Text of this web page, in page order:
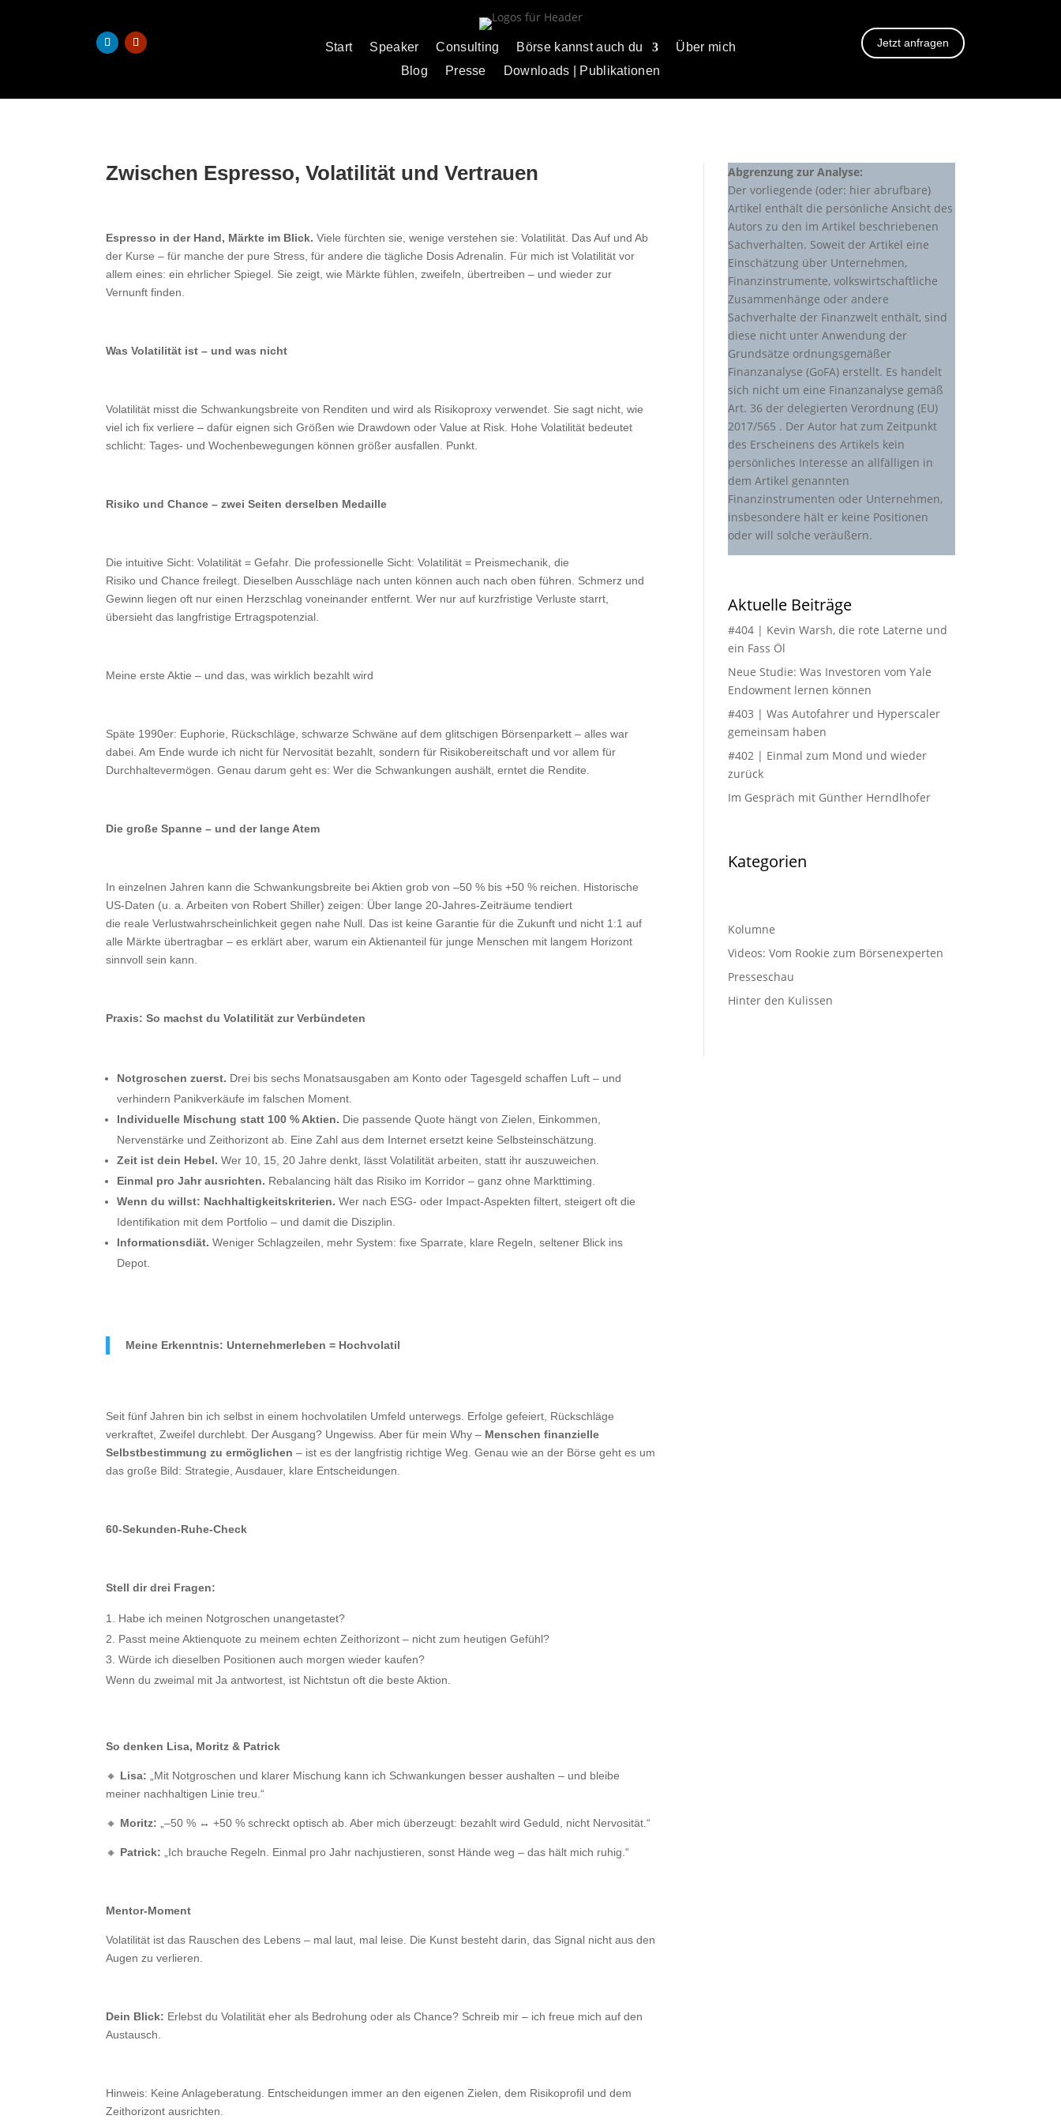
Start Speaker Consulting Börse kannst auch du
Über mich
Blog
Presse Downloads | Publikationen
Jetzt anfragen
Zwischen Espresso, Volatilität und Vertrauen
Espresso in der Hand, Märkte im Blick. Viele fürchten sie, wenige verstehen sie: Volatilität. Das Auf und Ab
der Kurse – für manche der pure Stress, für andere die tägliche Dosis Adrenalin. Für mich ist Volatilität vor
allem eines: ein ehrlicher Spiegel. Sie zeigt, wie Märkte fühlen, zweifeln, übertreiben – und wieder zur
Vernunft finden.
Was Volatilität ist – und was nicht
Volatilität misst die Schwankungsbreite von Renditen und wird als Risikoproxy verwendet. Sie sagt nicht, wie
viel ich fix verliere – dafür eignen sich Größen wie Drawdown oder Value at Risk. Hohe Volatilität bedeutet
schlicht: Tages- und Wochenbewegungen können größer ausfallen. Punkt.
Risiko und Chance – zwei Seiten derselben Medaille
Die intuitive Sicht: Volatilität = Gefahr. Die professionelle Sicht: Volatilität = Preismechanik, die
Risiko und Chance freilegt. Dieselben Ausschläge nach unten können auch nach oben führen. Schmerz und
Gewinn liegen oft nur einen Herzschlag voneinander entfernt. Wer nur auf kurzfristige Verluste starrt,
übersieht das langfristige Ertragspotenzial.
Meine erste Aktie – und das, was wirklich bezahlt wird
Späte 1990er: Euphorie, Rückschläge, schwarze Schwäne auf dem glitschigen Börsenparkett – alles war
dabei. Am Ende wurde ich nicht für Nervosität bezahlt, sondern für Risikobereitschaft und vor allem für
Durchhaltevermögen. Genau darum geht es: Wer die Schwankungen aushält, erntet die Rendite.
Die große Spanne – und der lange Atem
In einzelnen Jahren kann die Schwankungsbreite bei Aktien grob von –50 % bis +50 % reichen. Historische
US-Daten (u. a. Arbeiten von Robert Shiller) zeigen: Über lange 20-Jahres-Zeiträume tendiert
die reale Verlustwahrscheinlichkeit gegen nahe Null. Das ist keine Garantie für die Zukunft und nicht 1:1 auf
alle Märkte übertragbar – es erklärt aber, warum ein Aktienanteil für junge Menschen mit langem Horizont
sinnvoll sein kann.
Praxis: So machst du Volatilität zur Verbündeten
Notgroschen zuerst. Drei bis sechs Monatsausgaben am Konto oder Tagesgeld schaffen Luft – und
verhindern Panikverkäufe im falschen Moment.
Individuelle Mischung statt 100 % Aktien. Die passende Quote hängt von Zielen, Einkommen,
Nervenstärke und Zeithorizont ab. Eine Zahl aus dem Internet ersetzt keine Selbsteinschätzung.
Zeit ist dein Hebel. Wer 10, 15, 20 Jahre denkt, lässt Volatilität arbeiten, statt ihr auszuweichen.
Einmal pro Jahr ausrichten. Rebalancing hält das Risiko im Korridor – ganz ohne Markttiming.
Wenn du willst: Nachhaltigkeitskriterien. Wer nach ESG- oder Impact-Aspekten filtert, steigert oft die
Identifikation mit dem Portfolio – und damit die Disziplin.
Informationsdiät. Weniger Schlagzeilen, mehr System: fixe Sparrate, klare Regeln, seltener Blick ins
Depot.
Meine Erkenntnis: Unternehmerleben = Hochvolatil
Seit fünf Jahren bin ich selbst in einem hochvolatilen Umfeld unterwegs. Erfolge gefeiert, Rückschläge
verkraftet, Zweifel durchlebt. Der Ausgang? Ungewiss. Aber für mein Why – Menschen finanzielle
Selbstbestimmung zu ermöglichen – ist es der langfristig richtige Weg. Genau wie an der Börse geht es um
das große Bild: Strategie, Ausdauer, klare Entscheidungen.
60-Sekunden-Ruhe-Check
Stell dir drei Fragen:
Habe ich meinen Notgroschen unangetastet?
Passt meine Aktienquote zu meinem echten Zeithorizont – nicht zum heutigen Gefühl?
Würde ich dieselben Positionen auch morgen wieder kaufen?
Wenn du zweimal mit Ja antwortest, ist Nichtstun oft die beste Aktion.
So denken Lisa, Moritz & Patrick
🔸 Lisa:
„Mit Notgroschen und klarer Mischung kann ich Schwankungen besser aushalten – und bleibe
meiner nachhaltigen Linie treu.“
🔸 Moritz: „–50 % ↔ +50 % schreckt optisch ab. Aber mich überzeugt: bezahlt wird Geduld, nicht Nervosität.“
🔸 Patrick: „Ich brauche Regeln. Einmal pro Jahr nachjustieren, sonst Hände weg – das hält mich ruhig.“
Mentor-Moment
Volatilität ist das Rauschen des Lebens – mal laut, mal leise. Die Kunst besteht darin, das Signal nicht aus den
Augen zu verlieren.
Dein Blick: Erlebst du Volatilität eher als Bedrohung oder als Chance? Schreib mir – ich freue mich auf den
Austausch.
Hinweis: Keine Anlageberatung. Entscheidungen immer an den eigenen Zielen, dem Risikoprofil und dem
Zeithorizont ausrichten.
Abgrenzung zur Analyse:
Der vorliegende (oder: hier abrufbare)
Artikel enthält die persönliche Ansicht des
Autors zu den im Artikel beschriebenen
Sachverhalten. Soweit der Artikel eine
Einschätzung über Unternehmen,
Finanzinstrumente, volkswirtschaftliche
Zusammenhänge oder andere
Sachverhalte der Finanzwelt enthält, sind
diese nicht unter Anwendung der
Grundsätze ordnungsgemäßer
Finanzanalyse (GoFA) erstellt. Es handelt
sich nicht um eine Finanzanalyse gemäß
Art. 36 der delegierten Verordnung (EU)
2017/565 . Der Autor hat zum Zeitpunkt
des Erscheinens des Artikels kein
persönliches Interesse an allfälligen in
dem Artikel genannten
Finanzinstrumenten oder Unternehmen,
insbesondere hält er keine Positionen
oder will solche veräußern.
Aktuelle Beiträge
#404 | Kevin Warsh, die rote Laterne und
ein Fass Öl
Neue Studie: Was Investoren vom Yale
Endowment lernen können
#403 | Was Autofahrer und Hyperscaler
gemeinsam haben
#402 | Einmal zum Mond und wieder
zurück
Im Gespräch mit Günther Herndlhofer
Kategorien
Kolumne
Videos: Vom Rookie zum Börsenexperten
Presseschau
Hinter den Kulissen